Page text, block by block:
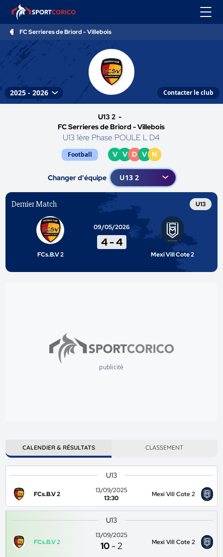
FC Serrieres de Briord - Villebois
Contacter le club
U13 2 -
FC Serrieres de Briord - Villebois
U13 1ère Phase POULE L D4
Football V V D V N
Changer d'équipe
Dernier Match U13
FCs.B.V 2
09/05/2026
4-4
Mexi Vill Cote 2
publicité
CALENDIER & RÉSULTATS CLASSEMENT
U13
FCs.B.V 2
13/09/2025
13:30
Mexi Vill Cote 2
U13
FCs.B.V 2
13/09/2025
10 -2 Mexi Vill Cote 2